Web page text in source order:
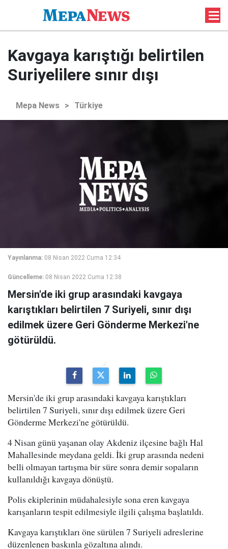
Kavgaya karıştığı belirtilen
Suriyelilere sınır dışı
Mepa News > Türkiye
Yayınlanma: 08 Nisan 2022 Cuma 12:34
Güncelleme: 08 Nisan 2022 Cuma 12:38
Mersin'de iki grup arasındaki kavgaya
karıştıkları belirtilen 7 Suriyeli, sınır dışı
edilmek üzere Geri Gönderme Merkezi'ne
götürüldü.
Mersin'de iki grup arasındaki kavgaya karıştıkları
belirtilen 7 Suriyeli, sınır dışı edilmek üzere Geri
Gönderme Merkezi'ne götürüldü.
4 Nisan günü yaşanan olay Akdeniz ilçesine bağlı Hal
Mahallesinde meydana geldi. İki grup arasında nedeni
belli olmayan tartışma bir süre sonra demir sopaların
kullanıldığı kavgaya dönüştü.
Polis ekiplerinin müdahalesiyle sona eren kavgaya
karışanların tespit edilmesiyle ilgili çalışma başlatıldı.
Kavgaya karıştıkları öne sürülen 7 Suriyeli adreslerine
düzenlenen baskınla gözaltına alındı.